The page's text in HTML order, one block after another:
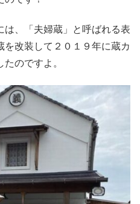
は、「夫婦蔵」と呼ばれる表
改装して２０１９年に蔵カ
のですよ。